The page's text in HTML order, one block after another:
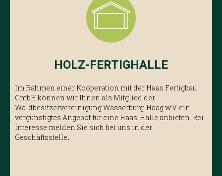
HOLZ-FERTIGHALLE
Im Rahmen einer Kooperation mit der Haas Fertigbau
GmbH können wir Ihnen als Mitglied der
Waldbesitzervereinigung Wasserburg-Haag w.V. ein
vergünstigtes Angebot für eine Haas-Halle anbieten. Bei
Interesse melden Sie sich bei uns in der
Geschäftsstelle.